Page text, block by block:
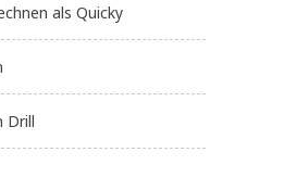
als Quicky
Drill